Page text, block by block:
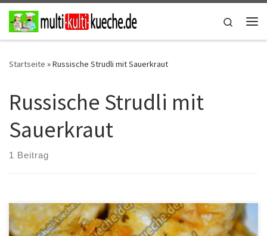
Zum Inhalt springen
Search
Startseite »Russische Strudli mit Sauerkraut
Russische Strudli mit
Sauerkraut
1 Beitrag